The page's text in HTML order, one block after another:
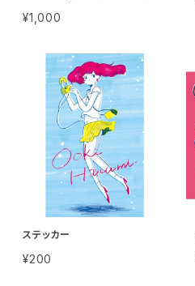
¥1,000
ステッカー
¥200